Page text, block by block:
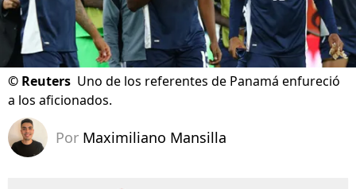
© Reuters Uno de los referentes de Panamá enfureció
a los aficionados.
Por Maximiliano Mansilla